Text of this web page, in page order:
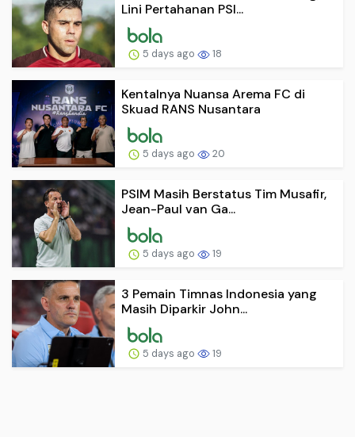
Lini Pertahanan PSI...
5 days ago 18
Kentalnya Nuansa Arema FC di
Skuad RANS Nusantara
5 days ago 20
PSIM Masih Berstatus Tim Musafir,
Jean-Paul van Ga...
5 days ago 19
3 Pemain Timnas Indonesia yang
Masih Diparkir John...
5 days ago 19